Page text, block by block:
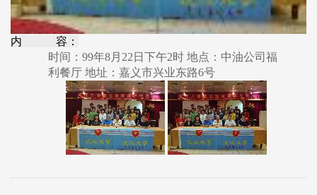
内 容：
时间：99年8月22日下午2时 地点：中油公司福
利餐厅 地址：嘉义市兴业东路6号